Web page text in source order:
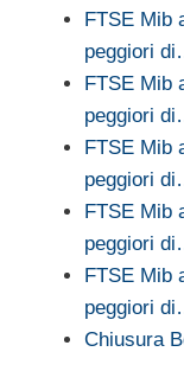
FTSE Mib
peggiori
FTSE Mib
peggiori
FTSE Mib
peggiori
FTSE Mib
peggiori
FTSE Mib
peggiori
Chiusura